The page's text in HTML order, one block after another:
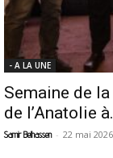
- A LA UNE
Semaine de
de l’Anatolie
Samir Belhassen - 22 mai 2026